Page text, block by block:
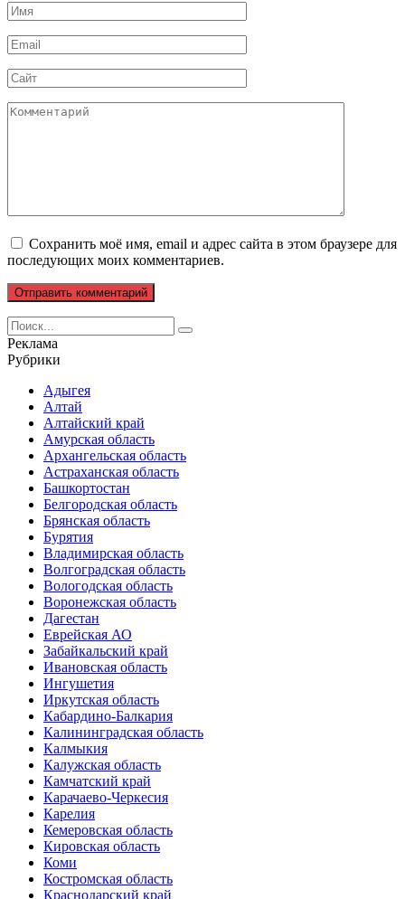
Имя
*
Email
*
Сайт
Комментарий
Сохранить моё имя, email и адрес сайта в этом браузере для
последующих моих комментариев.
Search
for:
Реклама
Рубрики
Адыгея
Алтай
Алтайский край
Амурская область
Архангельская область
Астраханская область
Башкортостан
Белгородская область
Брянская область
Бурятия
Владимирская область
Волгоградская область
Вологодская область
Воронежская область
Дагестан
Еврейская АО
Забайкальский край
Ивановская область
Ингушетия
Иркутская область
Кабардино-Балкария
Калининградская область
Калмыкия
Калужская область
Камчатский край
Карачаево-Черкесия
Карелия
Кемеровская область
Кировская область
Коми
Костромская область
Краснодарский край